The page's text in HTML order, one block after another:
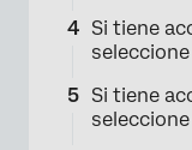
Si tiene
Si tiene